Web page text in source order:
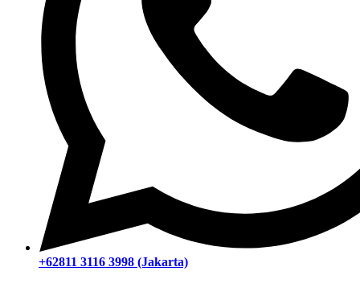
+62811 3116 3998 (Jakarta)